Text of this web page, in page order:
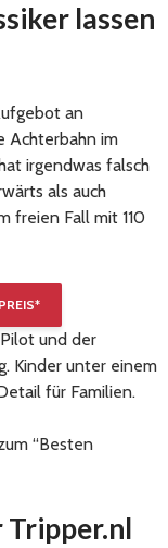
lassen
an
Achterbahn im
irgendwas falsch
als auch
freien Fall mit 110
und der
Kinder unter einem
für Familien.
“Besten
Tripper.nl